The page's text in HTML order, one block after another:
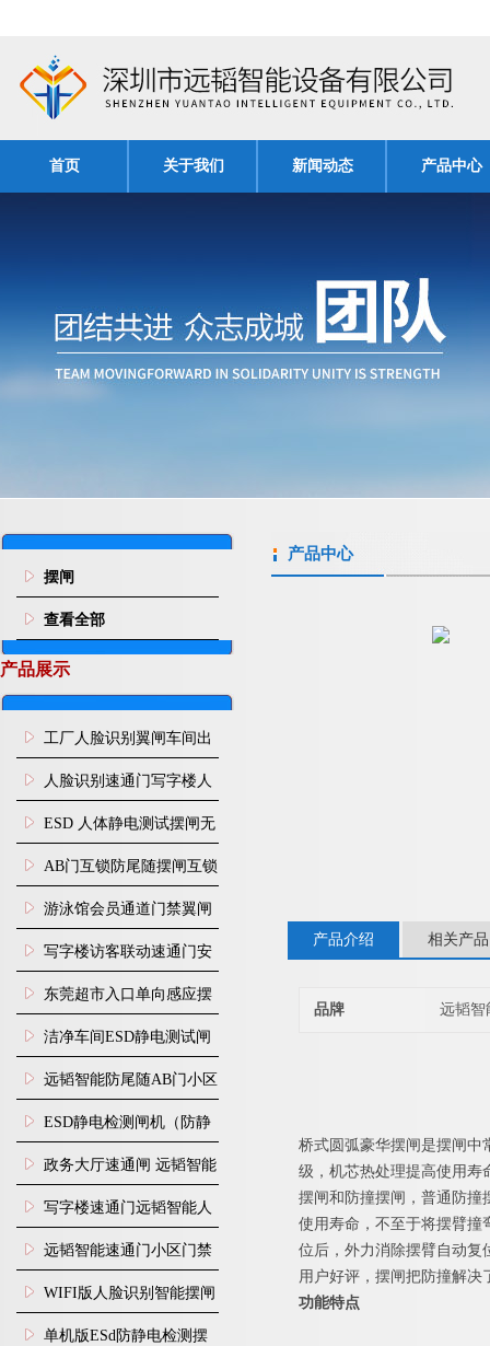
首页 关于我们 新闻动态 产品中心
摆闸
查看全部
产品展示
工厂人脸识别翼闸车间出
入口人行通道门禁
人脸识别速通门写字楼人
行通道闸门禁设备
ESD 人体静电测试摆闸无
尘车间防静电闸机
AB门互锁防尾随摆闸互锁
闸机
游泳馆会员通道门禁翼闸
写字楼访客联动速通门安
装
东莞超市入口单向感应摆
闸安装
洁净车间ESD静电测试闸
机
远韬智能防尾随AB门小区
门禁闸机安装
​ESD静电检测闸机（防静
电门禁通道系统）
政务大厅速通闸 远韬智能
防尾随静音速通门
写字楼速通门远韬智能人
脸识别快速通道闸
远韬智能速通门小区门禁
闸机食堂消费摆闸
WIFI版人脸识别智能摆闸
机
单机版ESd防静电检测摆
产品中心
产品介绍 相关产品
品牌 远韬智
桥式圆弧豪华摆闸是摆闸中
级，机芯热处理提高使用寿
摆闸和防撞摆闸，普通防撞
使用寿命，不至于将摆臂撞
位后，外力消除摆臂自动复
用户好评，摆闸把防撞解决
功能特点